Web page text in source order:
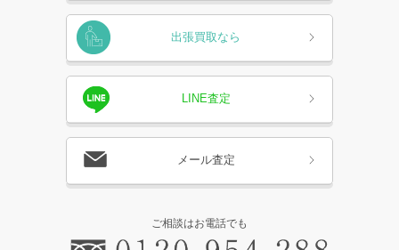
出張買取なら
LINE査定
メール査定
ご相談はお電話でも